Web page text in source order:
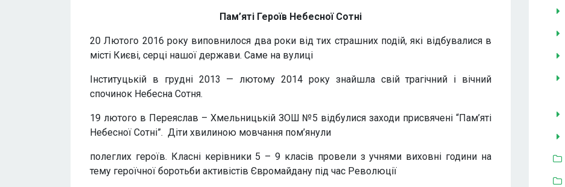
Пам’яті Героїв Небесної Сотні
20 Лютого 2016 року виповнилося два роки від тих страшних подій, які відбувалися в
місті Києві, серці нашої держави. Саме на вулиці
Інституцькій в грудні 2013 — лютому 2014 року знайшла свій трагічний і вічний
спочинок Небесна Сотня.
19 лютого в Переяслав – Хмельницькій ЗОШ №5 відбулися заходи присвячені “Пам’яті
Небесної Сотні”. Діти хвилиною мовчання пом’янули
полеглих героїв. Класні керівники 5 – 9 класів провели з учнями виховні години на
тему героїчної боротьби активістів Євромайдану під час Революції